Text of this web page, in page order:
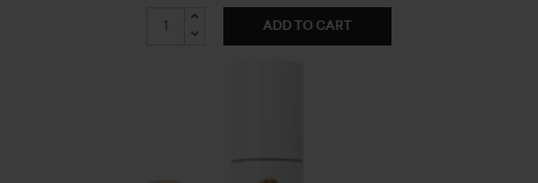
ADD TO CART